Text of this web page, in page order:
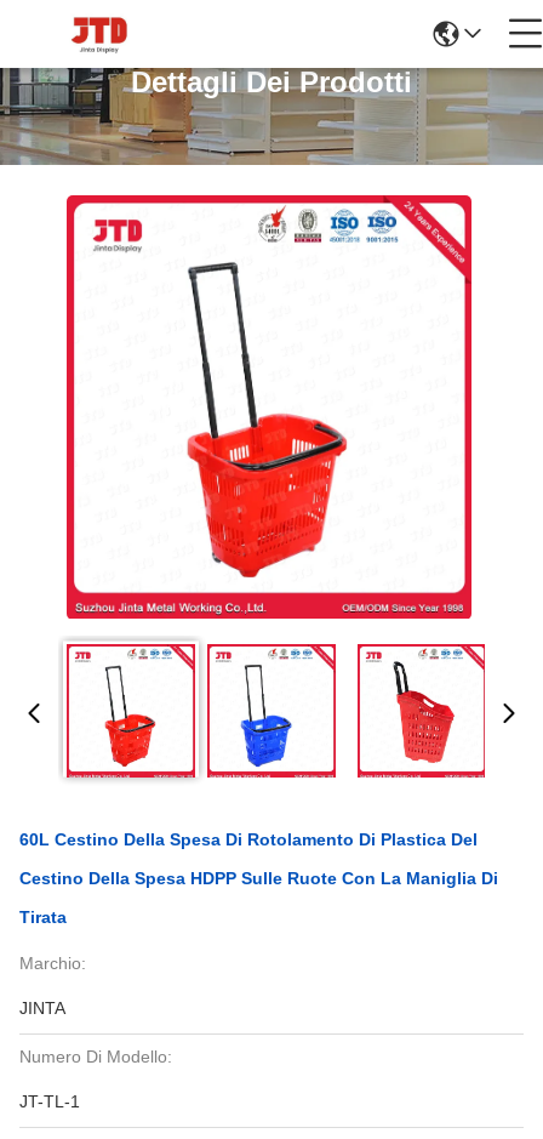
Dettagli Dei Prodotti
60L Cestino Della Spesa Di Rotolamento Di Plastica Del
Cestino Della Spesa HDPP Sulle Ruote Con La Maniglia Di
Tirata
Marchio:
JINTA
Numero Di Modello:
JT-TL-1